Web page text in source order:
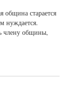
община старается
нуждается.
члену общины,